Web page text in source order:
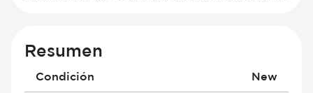
Resumen
Condición New